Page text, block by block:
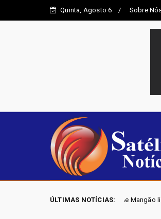
Quinta, Agosto 6 Sobre
ÚLTIMAS NOTÍCIAS:
2026 - Joscilene Mangão lidera disputa por vaga